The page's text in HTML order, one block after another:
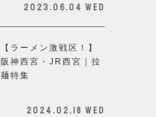
2023.06.04 Wed
【ラーメン激戦区！】
阪神西宮・JR西宮｜拉
麺特集
2024.02.18 Wed